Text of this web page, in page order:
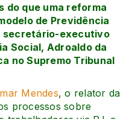
do que uma reforma
de Previdência
secretário-executivo
Social, Adroaldo da
no Supremo Tribunal
Mendes, o relator da
processos sobre